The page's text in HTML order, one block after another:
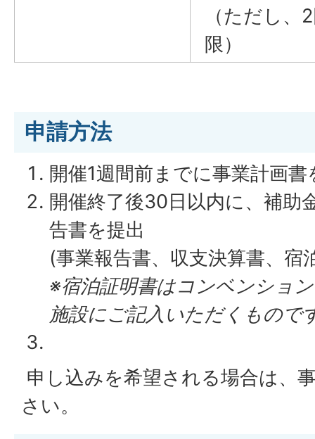
（ただし、
限）
申請方法
開催1週間前までに事業計画
開催終了後30日以内に、補助
告書を提出
(事業報告書、収支決算書、宿
※宿泊証明書はコンベンショ
施設にご記入いただくもので
申し込みを希望される場合は、
さい。